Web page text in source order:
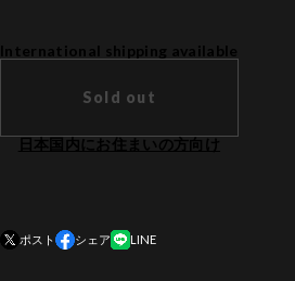
International shipping available
Sold out
日本国内にお住まいの方向け
ポスト シェア LINE